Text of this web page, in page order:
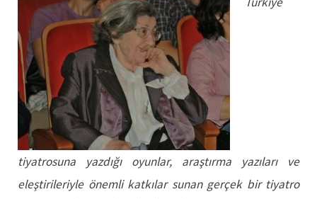
tiyatrosuna yazdığı oyunlar, araştırma yazıları ve
eleştirileriyle önemli katkılar sunan gerçek bir tiyatro